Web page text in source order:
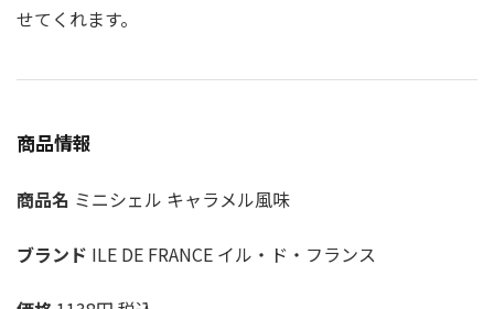
せてくれます。
商品情報
商品名 ミニシェル キャラメル風味
ブランド ILE DE FRANCE イル・ド・フランス